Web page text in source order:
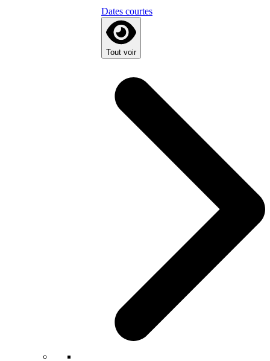
Dates courtes
Tout voir